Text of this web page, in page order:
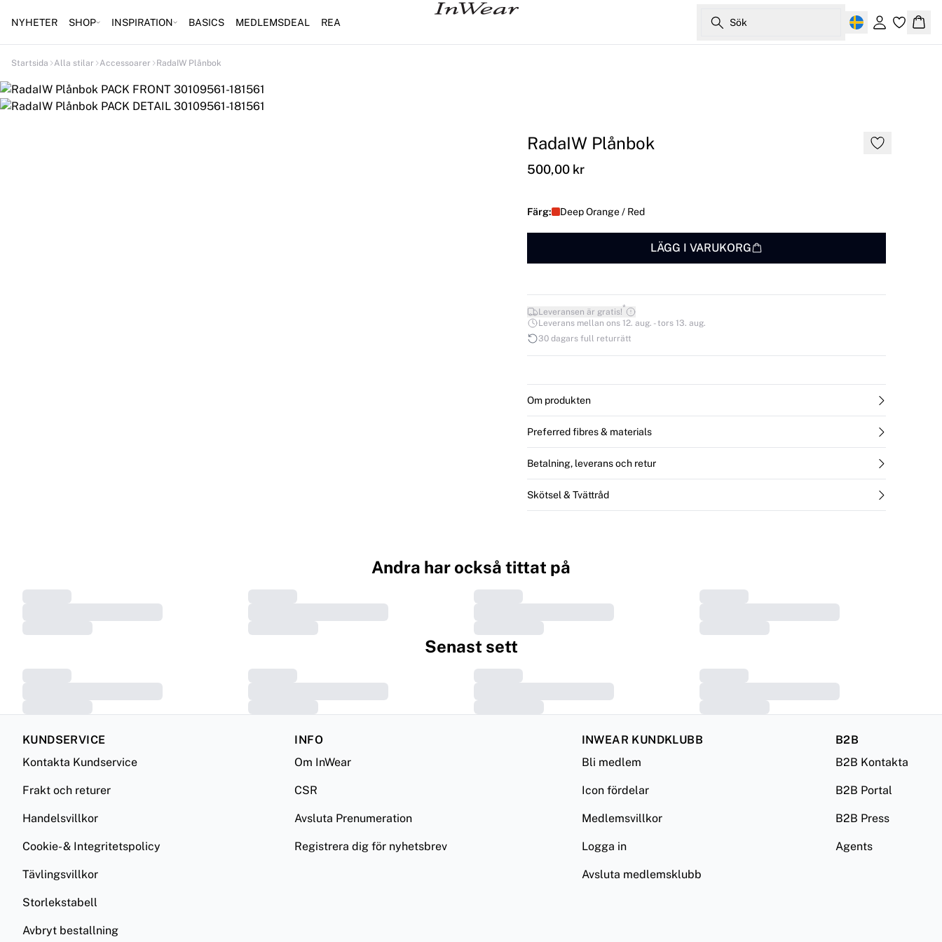
NYHETER SHOP INSPIRATION BASICS MEDLEMSDEAL REA Sök
Logga inKorg
Startsida Alla stilar Accessoarer RadaIW Plånbok
RadaIW Plånbok
500,00 kr
Färg: Deep Orange / Red
LÄGG I VARUKORG
Leveransen är gratis!*
Leverans mellan ons 12. aug. - tors 13. aug.
30 dagars full returrätt
Om produkten
Preferred fibres & materials
Betalning, leverans och retur
Skötsel & Tvättråd
Andra har också tittat på
Senast sett
KUNDSERVICE
Kontakta Kundservice
Frakt och returer
Handelsvillkor
Cookie- & Integritetspolicy
Tävlingsvillkor
Storlekstabell
Avbryt bestallning
INFO
Om InWear
CSR
Avsluta Prenumeration
Registrera dig för nyhetsbrev
INWEAR KUNDKLUBB
Bli medlem
Icon fördelar
Medlemsvillkor
Logga in
Avsluta medlemsklubb
B2B
B2B Kontakta
B2B Portal
B2B Press
Agents